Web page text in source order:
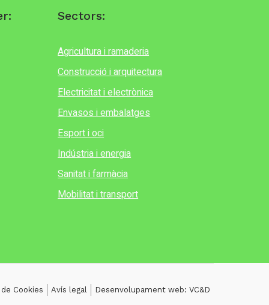
Sectors:
Agricultura i ramaderia
Construcció i arquitectura
Electricitat i electrònica
Envasos i embalatges
Esport i oci
Indústria i energia
Sanitat i farmàcia
Mobilitat i transport
Cookies Avís legal Desenvolupament web: VC&D